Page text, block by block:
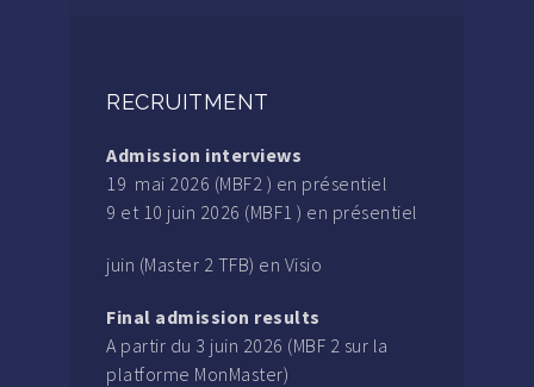
RECRUITMENT
Admission interviews
19 mai 2026 (MBF2 ) en présentiel
9 et 10 juin 2026 (MBF1 ) en présentiel
juin (Master 2 TFB) en Visio
Final admission results
A partir du 3 juin 2026 (MBF 2 sur la
platforme MonMaster)